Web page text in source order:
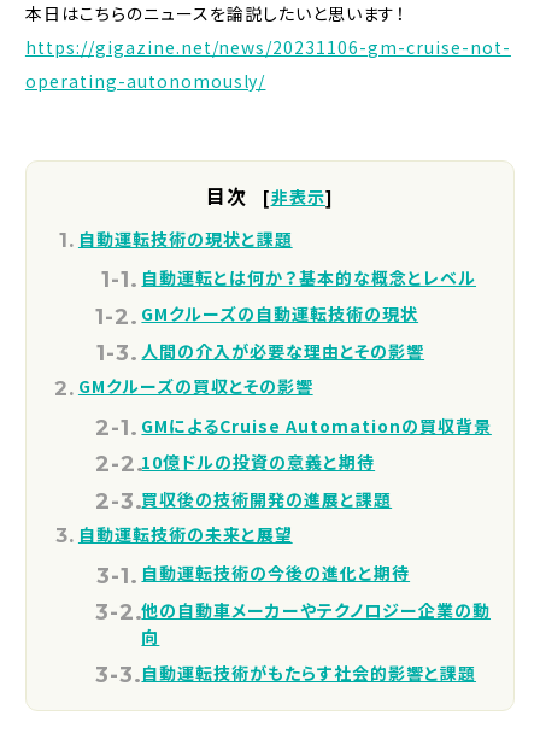
本日はこちらのニュースを論説したいと思います！
https://gigazine.net/news/20231106-gm-cruise-not-
operating-autonomously/
目次 [非表示]
自動運転技術の現状と課題
自動運転とは何か？基本的な概念とレベル
GMクルーズの自動運転技術の現状
人間の介入が必要な理由とその影響
GMクルーズの買収とその影響
GMによるCruise Automationの買収背景
10億ドルの投資の意義と期待
買収後の技術開発の進展と課題
自動運転技術の未来と展望
自動運転技術の今後の進化と期待
他の自動車メーカーやテクノロジー企業の動
向
自動運転技術がもたらす社会的影響と課題